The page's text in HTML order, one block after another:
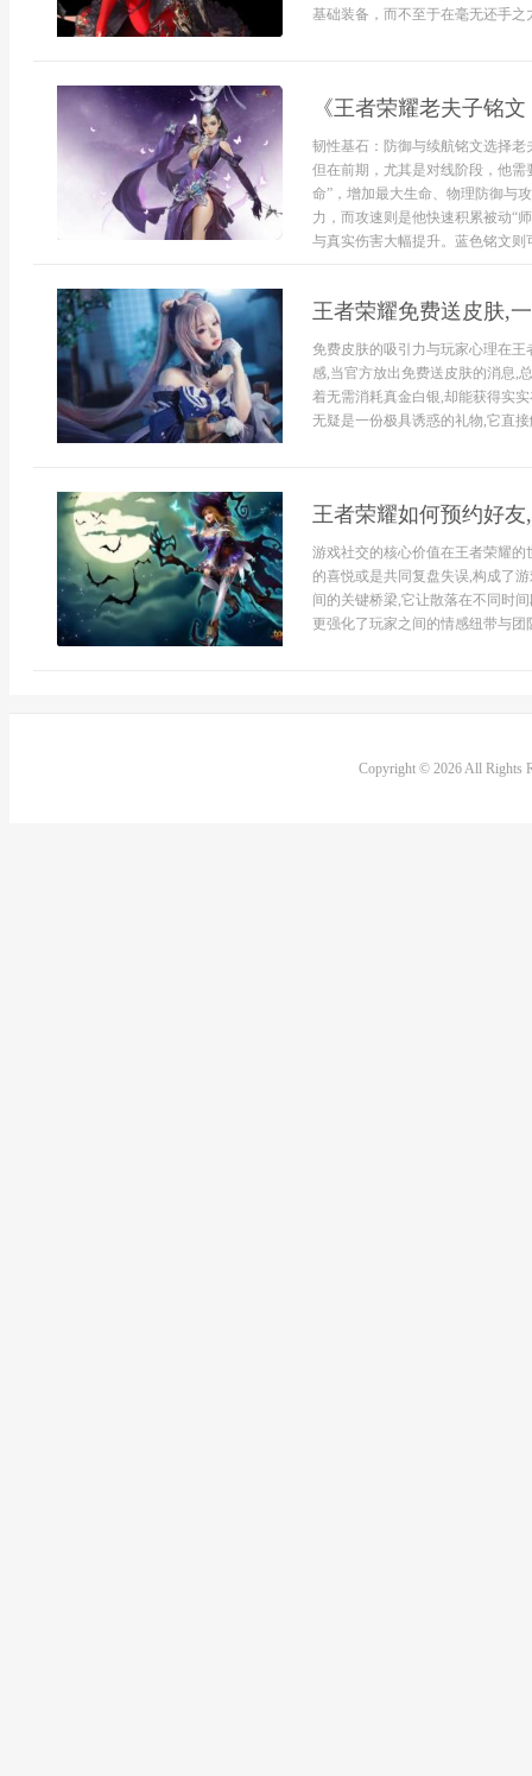
基础装备，而不至于在毫无还手之
《王者荣耀老夫子铭
韧性基石：防御与续航铭文选择
但在前期，尤其是对线阶段，他
命”，增加最大生命、物理防御与
力，而攻速则是他快速积累被动“
与真实伤害大幅提升。蓝色铭文则
王者荣耀免费送皮肤,
免费皮肤的吸引力与玩家心理在
感,当官方放出免费送皮肤的消息,
着无需消耗真金白银,却能获得实
无疑是一份极具诱惑的礼物,它直
王者荣耀如何预约好
游戏社交的核心价值在王者荣耀
的喜悦或是共同复盘失误,构成了
间的关键桥梁,它让散落在不同时
更强化了玩家之间的情感纽带与
Copyright © 2026 All Rights